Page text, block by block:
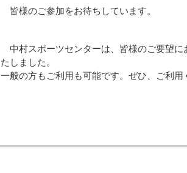
皆様のご参加をお待ちしています。
中村スポーツセンターは、皆様のご要望
たしました。
一般の方もご利用も可能です。ぜひ、ご利用